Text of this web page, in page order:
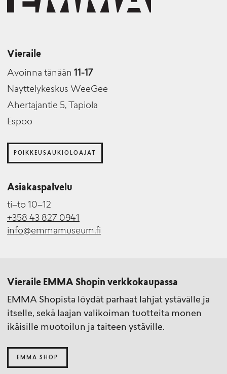
Vieraile
Avoinna tänään 11-17
Näyttelykeskus WeeGee
Ahertajantie 5, Tapiola
Espoo
POIKKEUSAUKIOLOAJAT
Asiakaspalvelu
ti–to 10–12
+358 43 827 0941
info@emmamuseum.fi
Vieraile EMMA Shopin verkkokaupassa
EMMA Shopista löydät parhaat lahjat ystävälle ja
itselle, sekä laajan valikoiman tuotteita monen
ikäisille muotoilun ja taiteen ystäville.
EMMA SHOP